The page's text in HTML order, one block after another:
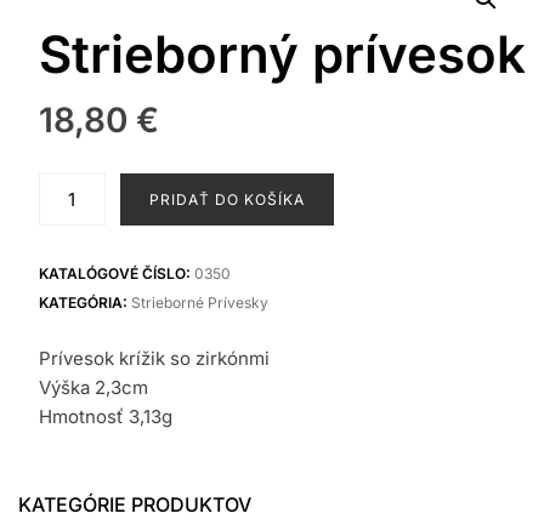
Strieborný prívesok
18,80 €
PRIDAŤ DO KOŠÍKA
KATALÓGOVÉ ČÍSLO: 0350
KATEGÓRIA: Strieborné Prívesky
Prívesok krížik so zirkónmi
Výška 2,3cm
Hmotnosť 3,13g
KATEGÓRIE PRODUKTOV